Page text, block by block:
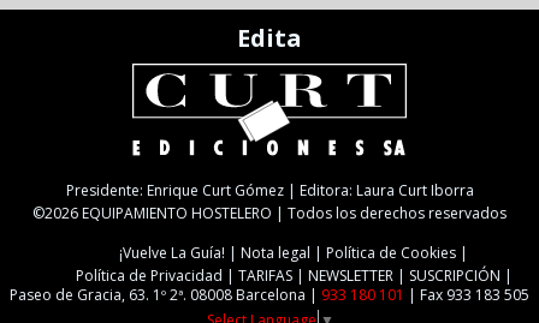
Edita
Presidente: Enrique Curt Gómez | Editora: Laura Curt Iborra
©2026 EQUIPAMIENTO HOSTELERO | Todos los derechos reservados
¡Vuelve La Guía!
Nota legal
Política de Cookies
Política de Privacidad
TARIFAS NEWSLETTER
SUSCRIPCIÓN
Paseo de Gracia, 63. 1º 2ª. 08008 Barcelona | 933 180 101 | Fax 933 183 505